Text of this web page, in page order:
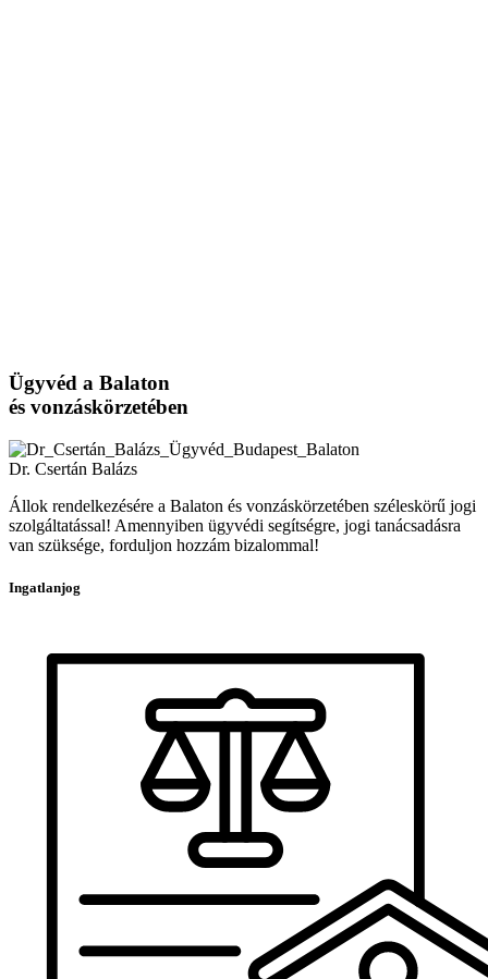
Ügyvéd a Balaton
és vonzáskörzetében
Dr. Csertán Balázs
Állok rendelkezésére a Balaton és vonzáskörzetében széleskörű jogi
szolgáltatással! Amennyiben ügyvédi segítségre, jogi tanácsadásra
van szüksége, forduljon hozzám bizalommal!
Ingatlanjog